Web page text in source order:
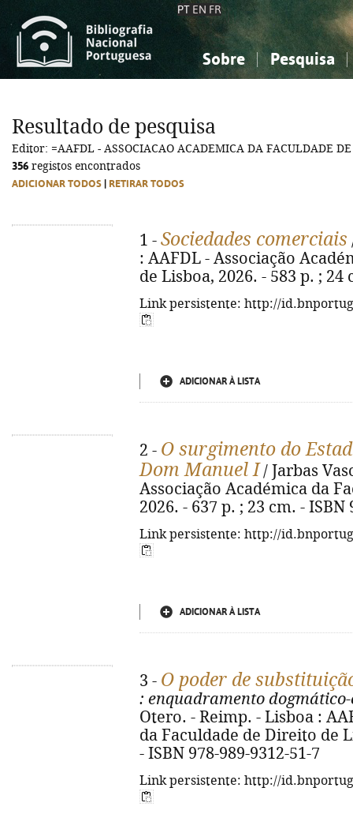
PT EN FR
Sobre Pesquisa
Ciências sociais...
Ciências sociais...
Resultado de pesquisa
Editor: =AAFDL - ASSOCIACAO ACADEMICA DA FACULDADE
356 registos encontrados
ADICIONAR TODOS RETIRAR TODOS
1 - Sociedades comerciais
: AAFDL - Associação
de Lisboa, 2026. - 583 p. ; 24
Link persistente: http://
ADICIONAR À LISTA
2 - O surgimento do
Dom Manuel I / Jarbas
Associação Académica da
2026. - 637 p. ; 23 cm. - ISBN
Link persistente: http://
ADICIONAR À LISTA
3 - O poder de
: enquadramento
Otero. - Reimp. - Lisboa :
da Faculdade de Direito de
- ISBN 978-989-9312-51-7
Link persistente: http://